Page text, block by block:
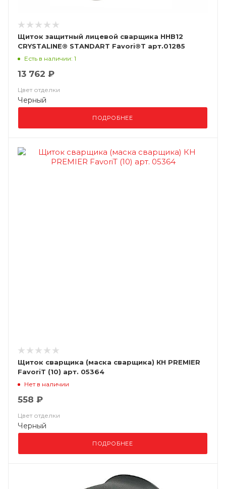
Щиток защитный лицевой сварщика ННВ12
CRYSTALINE® STANDART Favori®T арт.01285
Есть в наличии: 1
13 762 ₽
Цвет отделки
Черный
ПОДРОБНЕЕ
Щиток сварщика (маска сварщика) КН PREMIER
FavoriT (10) арт. 05364
Нет в наличии
558 ₽
Цвет отделки
Черный
ПОДРОБНЕЕ